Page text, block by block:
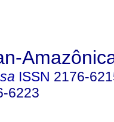
ISSN 2176-
6223